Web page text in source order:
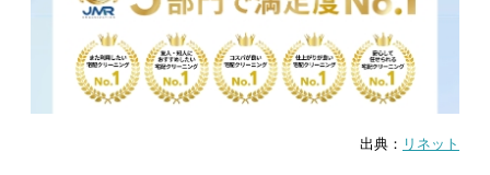
出典： リネット